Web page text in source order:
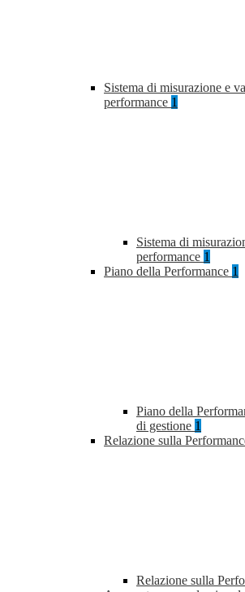
Sistema di misurazione e
performance 1
Sistema di
performance 1
Piano della Performance 1
Piano della
di gestione 1
Relazione sulla
Relazione sulla